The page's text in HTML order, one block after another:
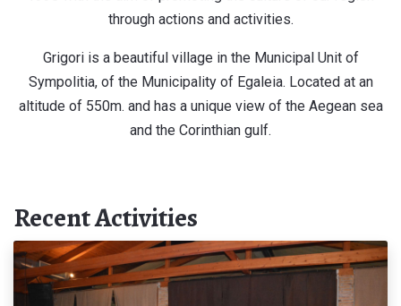
through actions and activities.
Grigori is a beautiful village in the Municipal Unit of
Sympolitia, of the Municipality of Egaleia. Located at an
altitude of 550m. and has a unique view of the Aegean sea
and the Corinthian gulf.
Recent Activities